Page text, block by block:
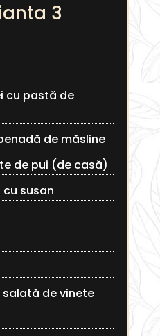
3
cu pastă de
de măsline
de pui (de casă)
susan
salată de vinete